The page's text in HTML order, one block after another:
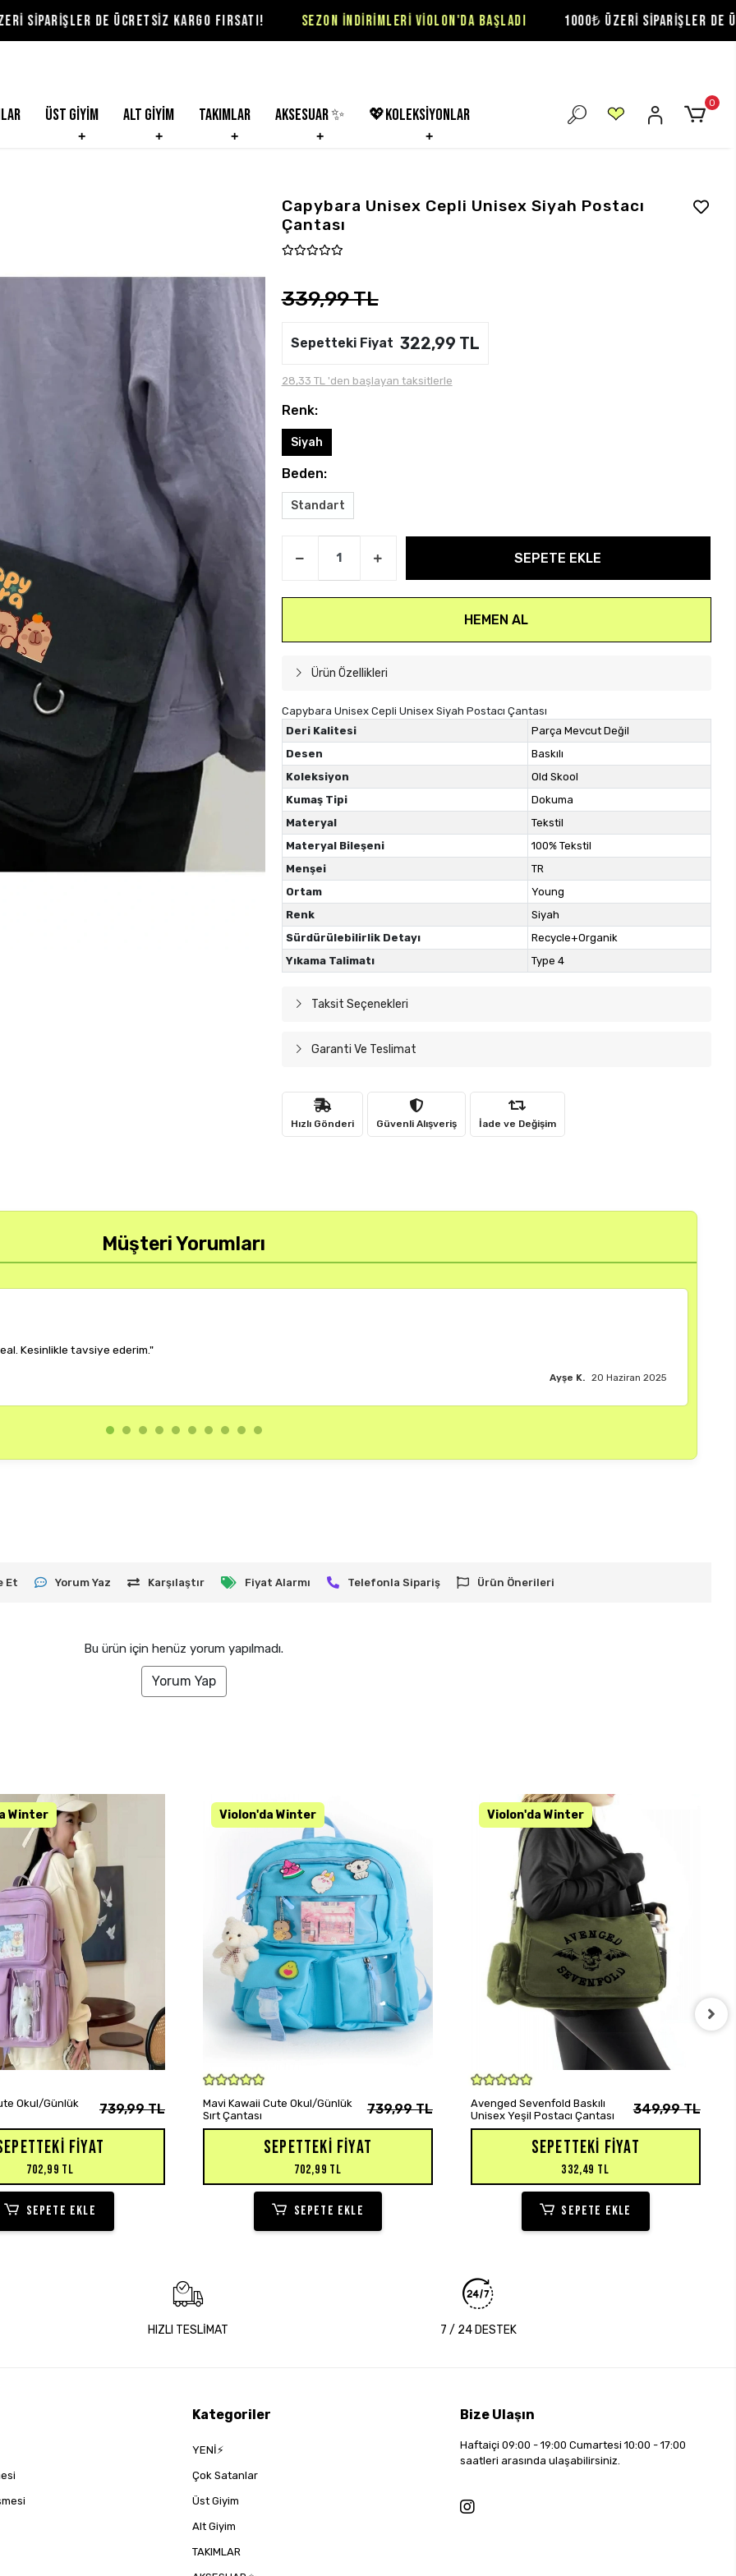
DE ÜCRETSİZ KARGO FIRSATI! SEZON İNDİRİMLERİ VİOLON'DA BAŞLADI 1000₺ ÜZERİ SİPARİŞLER DE ÜCRETSİZ
Üst Giyim Alt Giyim Takımlar Aksesuar ✨ 💖koleksiyonlar
0
Capybara Unisex Cepli Unisex Siyah Postacı
Çantası
339,99 TL
Sepetteki Fiyat 322,99 TL
28,33 TL 'den başlayan taksitlerle
Renk:
Siyah
Beden:
Standart
SEPETE EKLE
HEMEN AL
Ürün Özellikleri
Capybara Unisex Cepli Unisex Siyah Postacı Çantası
Deri Kalitesi
Parça Mevcut Değil
Desen
Baskılı
Koleksiyon
Old Skool
Kumaş Tipi
Dokuma
Materyal
Tekstil
Materyal Bileşeni
100% Tekstil
Menşei
TR
Ortam
Young
Renk
Siyah
Sürdürülebilirlik Detayı
Recycle+Organik
Yıkama Talimatı
Type 4
Taksit Seçenekleri
Garanti Ve Teslimat
Hızlı Gönderi Güvenli Alışveriş İade ve Değişim
Müşteri Yorumları
memnun kaldım."
Burak M. 18 Haziran 2025
Et Yorum Yaz Karşılaştır Fiyat Alarmı Telefonla Sipariş Ürün Önerileri
Bu ürün için henüz yorum yapılmadı.
Yorum Yap
Okul/Günlük
739,99 TL
FIYAT
702,99 TL
SEPETE EKLE
Mavi Kawaii Cute Okul/Günlük
Sırt Çantası
739,99 TL
SEPETTEKI FIYAT
702,99 TL
SEPETE EKLE
Avenged Sevenfold Baskılı
Unisex Yeşil Postacı Çantası
349,99 TL
SEPETTEKI FIYAT
332,49 TL
SEPETE EKLE
HIZLI TESLİMAT 7 / 24 DESTEK
Kategoriler
YENİ⚡
Çok Satanlar
Üst Giyim
Alt Giyim
TAKIMLAR
Bize Ulaşın
Haftaiçi 09:00 - 19:00 Cumartesi 10:00 - 17:00
saatleri arasında ulaşabilirsiniz.